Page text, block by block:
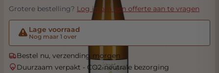
Grotere bestelling? Log in om een offerte aan te vragen
Lage voorraad
Nog maar 1 over
Bestel nu, verzending morgen
Duurzaam verpakt - CO2-neutrale bezorging